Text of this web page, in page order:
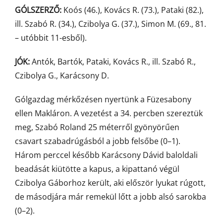
GÓLSZERZŐ: Koós (46.), Kovács R. (73.), Pataki (82.),
ill. Szabó R. (34.), Czibolya G. (37.), Simon M. (69., 81.
– utóbbit 11-esből).
JÓK:Antók, Bartók, Pataki, Kovács R., ill. Szabó R.,
Czibolya G., Karácsony D.
Gólgazdag mérkőzésen nyertünk a Füzesabony
ellen Makláron. A vezetést a 34. percben szereztük
meg, Szabó Roland 25 méterről gyönyörűen
csavart szabadrúgásból a jobb felsőbe (0–1).
Három perccel később Karácsony Dávid baloldali
beadását kiütötte a kapus, a kipattanó végül
Czibolya Gáborhoz került, aki először lyukat rúgott,
de másodjára már remekül lőtt a jobb alsó sarokba
(0–2).